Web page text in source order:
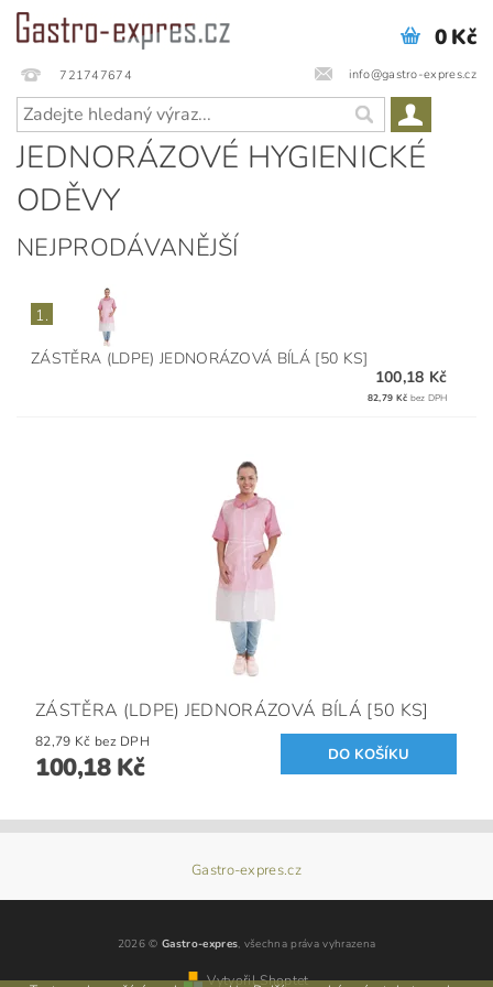
721747674 info@gastro-expres.cz
0 Kč
JEDNORÁZOVÉ HYGIENICKÉ
ODĚVY
NEJPRODÁVANĚJŠÍ
1.
ZÁSTĚRA (LDPE) JEDNORÁZOVÁ BÍLÁ [50 KS]
100,18 Kč
82,79 Kč bez DPH
ZÁSTĚRA (LDPE) JEDNORÁZOVÁ BÍLÁ [50 KS]
82,79 Kč bez DPH
100,18 Kč
Gastro-expres.cz
2026 ©Gastro-expres, všechna práva vyhrazena
Vytvořil Shoptet